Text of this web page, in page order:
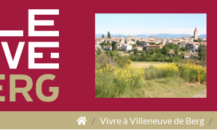
Vivre à Villeneuve de Berg